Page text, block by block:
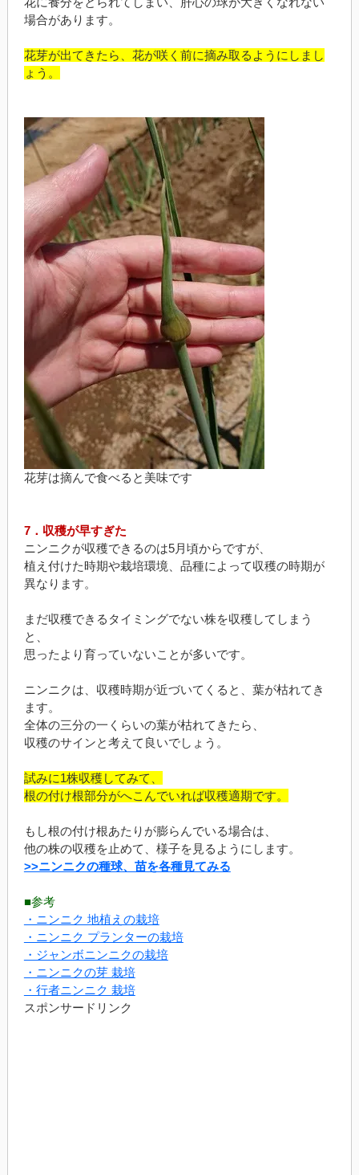
場合があります。
花芽が出てきたら、花が咲く前に摘み取るようにしまし
ょう。
花芽は摘んで食べると美味です
7．収穫が早すぎた
ニンニクが収穫できるのは5月頃からですが、
植え付けた時期や栽培環境、品種によって収穫の時期が
異なります。
まだ収穫できるタイミングでない株を収穫してしまう
と、
思ったより育っていないことが多いです。
ニンニクは、収穫時期が近づいてくると、葉が枯れてき
ます。
全体の三分の一くらいの葉が枯れてきたら、
収穫のサインと考えて良いでしょう。
試みに1株収穫してみて、
根の付け根部分がへこんでいれば収穫適期です。
もし根の付け根あたりが膨らんでいる場合は、
他の株の収穫を止めて、様子を見るようにします。
>>ニンニクの種球、苗を各種見てみる
■参考
・ニンニク 地植えの栽培
・ニンニク プランターの栽培
・ジャンボニンニクの栽培
・ニンニクの芽 栽培
・行者ニンニク 栽培
スポンサードリンク